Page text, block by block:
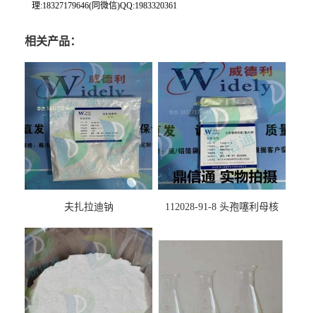
理:18327179646(同微信)QQ:1983320361
相关产品：
夫扎拉迪钠
112028-91-8 头孢噻利母核